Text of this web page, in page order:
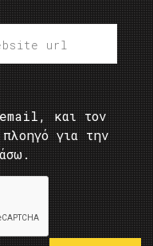
και τον
για την